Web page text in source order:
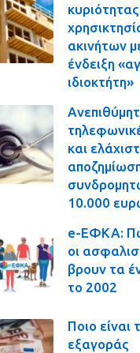
ακινήτων
ένδειξη
ιδιοκτήτη»
και
10.000
e-ΕΦΚΑ:
οι
βρουν τα
το 2002
Ποιο είναι
εξαγοράς